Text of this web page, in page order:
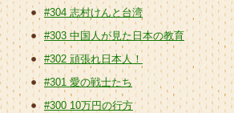
#304 志村けんと台湾
#303 中国人が見た日本の教育
#302 頑張れ日本人！
#301 愛の戦士たち
#300 10万円の行方